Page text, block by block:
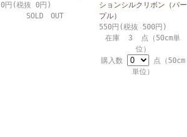
0円(税抜 0円)
SOLD OUT
ションシルクリボン（パー
プル）
550円(税抜 500円)
在庫 3 点（50cm単
位）
購入数
点（50cm
単位）